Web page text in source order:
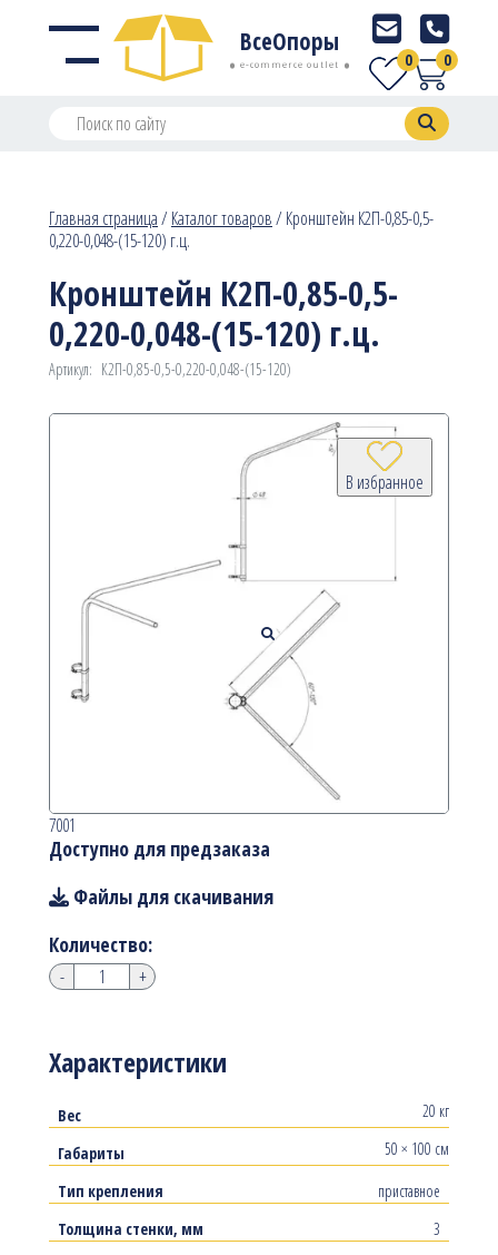
ВсеОпоры
e-commerce outlet 0
0
Главная страница/Каталог товаров/Кронштейн К2П-0,85-0,5-
0,220-0,048-(15-120) г.ц.
Кронштейн К2П-0,85-0,5-
0,220-0,048-(15-120) г.ц.
Артикул: К2П-0,85-0,5-0,220-0,048-(15-120)
В избранное
Характеристики
Вес
20 кг
Габариты
50 × 100 см
Тип крепления
приставное
Толщина стенки, мм
3
7001
Доступно для предзаказа
Файлы для скачивания
Количество:
- +